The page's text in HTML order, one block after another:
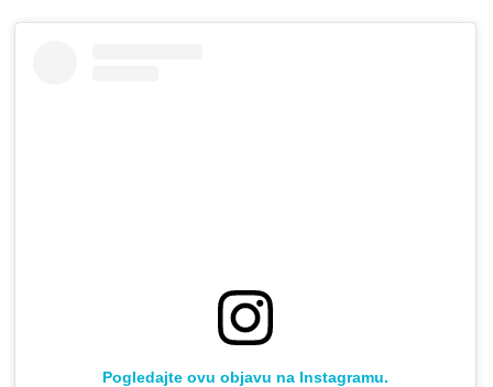
Pogledajte ovu objavu na Instagramu.